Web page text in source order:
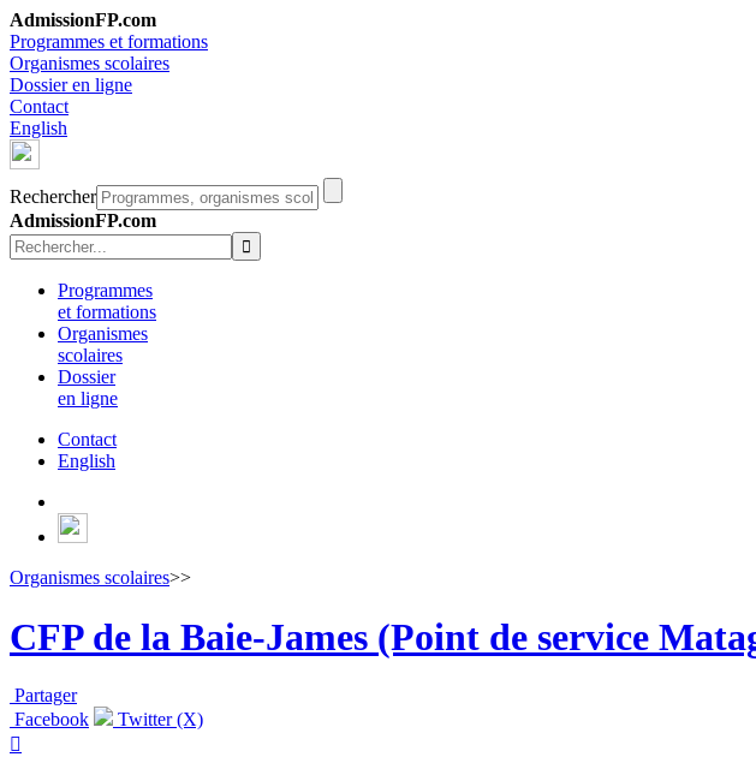
AdmissionFP.com
Programmes et formations
Organismes scolaires
Dossier en ligne
Contact
English
Rechercher
AdmissionFP.com
Programmes
et formations
Organismes
scolaires
Dossier
en ligne
Contact
English
Organismes scolaires>>
CFP de la Baie-James (Point de service
Partager
Facebook
Twitter (X)
